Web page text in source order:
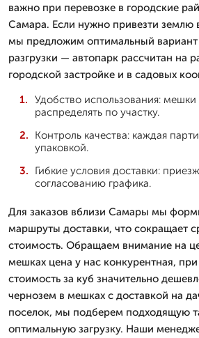
важно при перевозке в городские
Самара. Если нужно привезти землю
мы предложим оптимальный вариант
разгрузки — автопарк рассчитан на
городской застройке и в садовых
Удобство использования: мешки
распределять по участку.
Контроль качества: каждая
упаковкой.
Гибкие условия доставки:
согласованию графика.
Для заказов вблизи Самары мы
маршруты доставки, что сокращает
стоимость. Обращаем внимание на
мешках цена у нас конкурентная,
стоимость за куб значительно
чернозем в мешках с доставкой на
поселок, мы подберем подходящую
оптимальную загрузку. Наши